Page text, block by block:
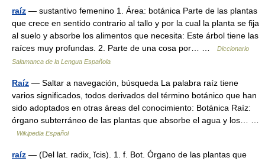
raíz — sustantivo femenino 1. Área: botánica Parte de las plantas
que crece en sentido contrario al tallo y por la cual la planta se fija
al suelo y absorbe los alimentos que necesita: Este árbol tiene las
raíces muy profundas. 2. Parte de una cosa por… …
Diccionario
Salamanca de la Lengua Española
Raíz — Saltar a navegación, búsqueda La palabra raíz tiene
varios significados, todos derivados del término botánico que han
sido adoptados en otras áreas del conocimiento: Botánica Raíz:
órgano subterráneo de las plantas que absorbe el agua y los… …
Wikipedia Español
raíz — (Del lat. radix, ĭcis). 1. f. Bot. Órgano de las plantas que